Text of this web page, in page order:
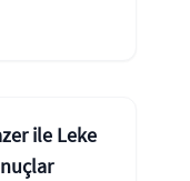
ile Leke